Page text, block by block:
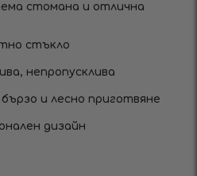
стомана и отлична
стъкло
непропусклива
и лесно приготвяне
дизайн